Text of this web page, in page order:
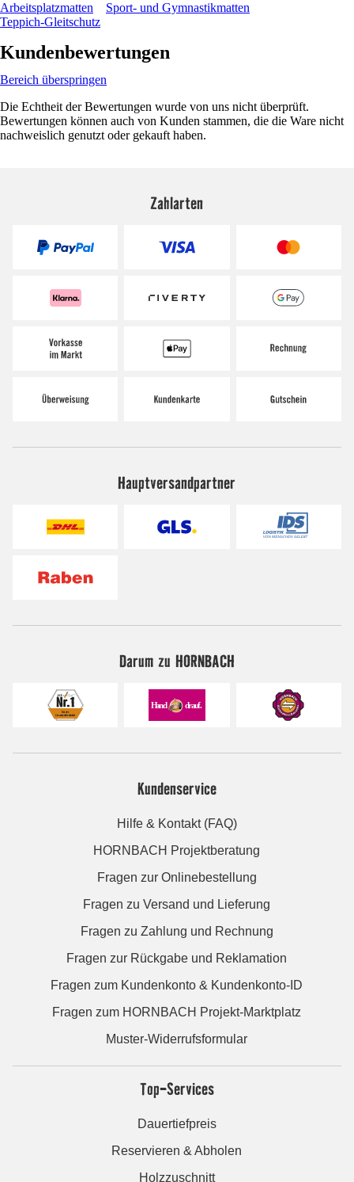
Arbeitsplatzmatten
Sport- und Gymnastikmatten
Teppich-Gleitschutz
Kundenbewertungen
Bereich überspringen
Die Echtheit der Bewertungen wurde von uns nicht überprüft.
Bewertungen können auch von Kunden stammen, die die Ware nicht
nachweislich genutzt oder gekauft haben.
Zahlarten
Hauptversandpartner
Darum zu HORNBACH
Kundenservice
Hilfe & Kontakt (FAQ)
HORNBACH Projektberatung
Fragen zur Onlinebestellung
Fragen zu Versand und Lieferung
Fragen zu Zahlung und Rechnung
Fragen zur Rückgabe und Reklamation
Fragen zum Kundenkonto & Kundenkonto-ID
Fragen zum HORNBACH Projekt-Marktplatz
Muster-Widerrufsformular
Top-Services
Dauertiefpreis
Reservieren & Abholen
Holzzuschnitt